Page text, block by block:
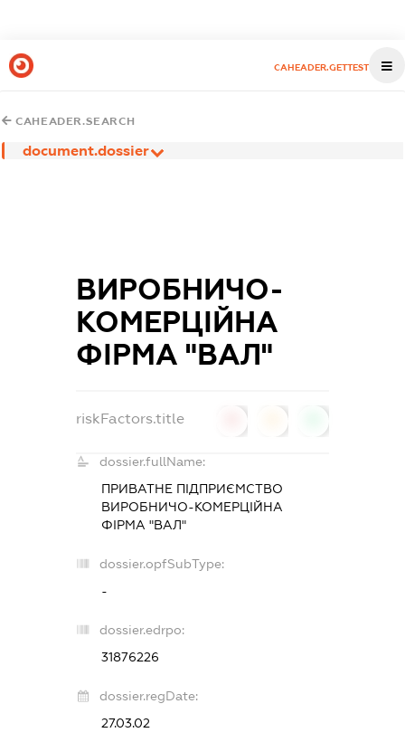
CAHEADER.GETTEST
CAHEADER.SEARCH
document.dossier
ВИРОБНИЧО-
КОМЕРЦІЙНА
ФІРМА "ВАЛ"
riskFactors.title
dossier.fullName:
ПРИВАТНЕ ПІДПРИЄМСТВО
ВИРОБНИЧО-КОМЕРЦІЙНА
ФІРМА "ВАЛ"
dossier.opfSubType:
-
dossier.edrpo:
31876226
dossier.regDate:
27.03.02